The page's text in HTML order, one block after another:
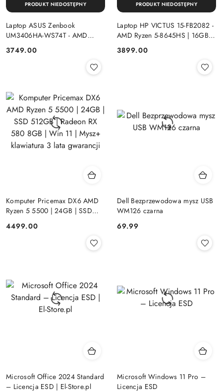
Laptop ASUS Zenbook
UM3406HA-WS74T - AMD
512GB | 14" OLED (1920x1200)
Cena:
3749.00
PRODUKT NIEDOSTĘPNY
Laptop HP VICTUS 15-FB2082 -
AMD Ryzen 5-8645HS | 16GB |
GeForce RTX 4050 6144MB |
Cena:
3899.00
PRODUKT NIEDOSTĘPNY
Komputer Pricemax DX6 AMD
Ryzen 5 5500 | 24GB | SSD
Win 11 | Mysz+ klawiatura 3 lata
Cena:
4499.00
Dell Bezprzewodowa mysz USB
WM126 czarna
Cena:
69.99
Microsoft Office 2024 Standard
– Licencja ESD | El-Store.pl
Microsoft Windows 11 Pro –
Licencja ESD